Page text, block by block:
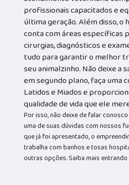
profissionais capacitados e
última geração. Além disso,
conta com áreas específicas
cirurgias, diagnósticos e
tudo para garantir o melhor
seu animalzinho. Não deixe a
em segundo plano, faça uma
Latidos e Miados e
qualidade de vida que ele
Por isso, não deixe de falar
uma de suas dúvidas com nossos
que já foi apresentado, o
trabalha com banhos e tosas
outras opções. Saiba mais